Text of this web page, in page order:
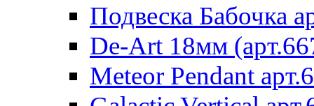
Подвеска Бабочка
De-Art 18мм
Meteor Pendant